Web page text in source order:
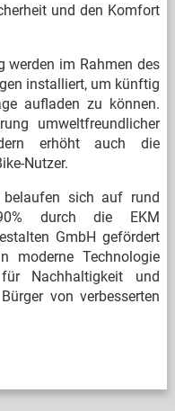
und den Komfort
werden im Rahmen des
installiert, um künftig
aufladen zu können.
umweltfreundlicher
erhöht auch die
Nutzer.
belaufen sich auf rund
durch die EKM
GmbH gefördert
moderne Technologie
Nachhaltigkeit und
von verbesserten